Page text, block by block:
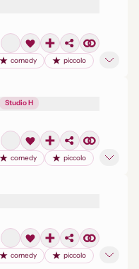
comedy piccolo
Studio H
comedy piccolo
comedy piccolo